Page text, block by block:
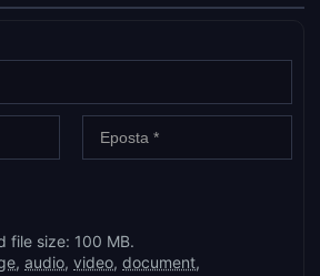
file size: 100 MB.
, audio, video, document,